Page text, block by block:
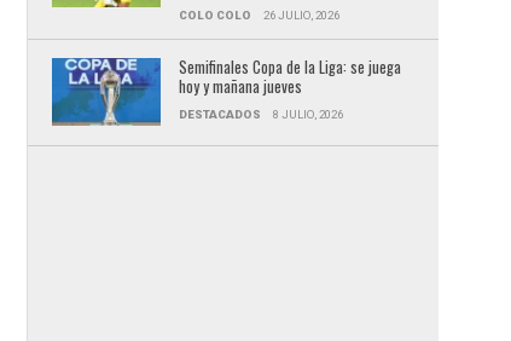
COLO COLO 26 JULIO, 2026
Semifinales Copa de la Liga: se juega
hoy y mañana jueves
DESTACADOS 8 JULIO, 2026